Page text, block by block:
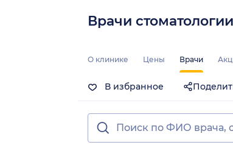
Врачи
О клинике Цены Врачи
В избранное